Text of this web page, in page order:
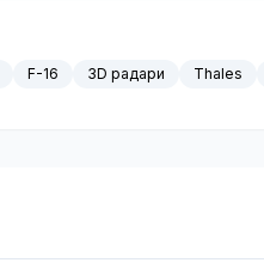
F-16 3D радари Thales